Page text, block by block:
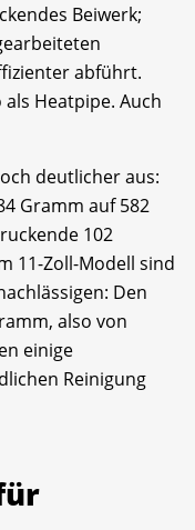
Beiwerk;
abführt.
Heatpipe. Auch
deutlicher aus:
Gramm auf 582
102
11-Zoll-Modell sind
Den
also von
einige
Reinigung